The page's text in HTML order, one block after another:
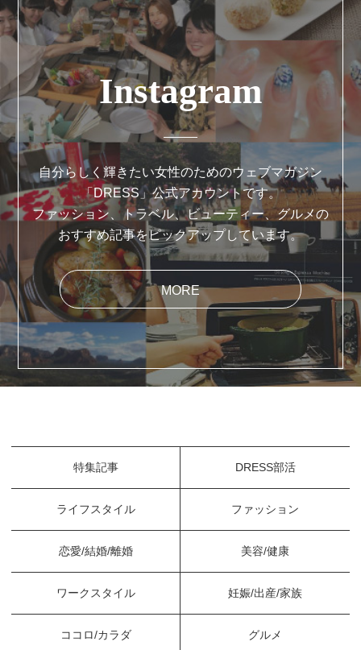
Instagram
自分らしく輝きたい女性のためのウェブマガジン
「DRESS」公式アカウントです。
ファッション、トラベル、ビューティー、グルメの
おすすめ記事をピックアップしています。
MORE
特集記事 DRESS部活
ライフスタイル ファッション
恋愛/結婚/離婚 美容/健康
ワークスタイル 妊娠/出産/家族
ココロ/カラダ グルメ